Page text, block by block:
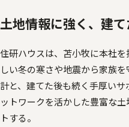
土地情報に強く、建
住研ハウスは、苫小牧に本社
しい冬の寒さや地震から家族
計と、建てた後も続く手厚い
ットワークを活かした豊富な
トする。